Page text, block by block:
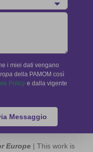
i miei dati vengano
della PAMOM così
Policy e dalla vigente
Messaggio
Europe | This work is